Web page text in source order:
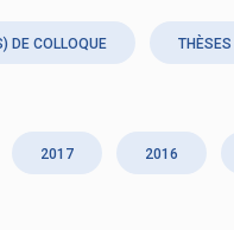
DE COLLOQUE THÈSES
2017 2016